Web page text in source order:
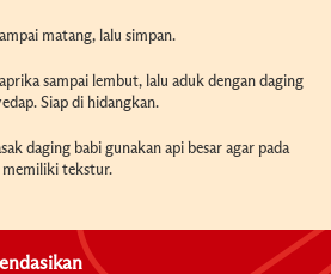
matang, lalu simpan.
sampai lembut, lalu aduk dengan daging
Siap di hidangkan.
daging babi gunakan api besar agar pada
memiliki tekstur.